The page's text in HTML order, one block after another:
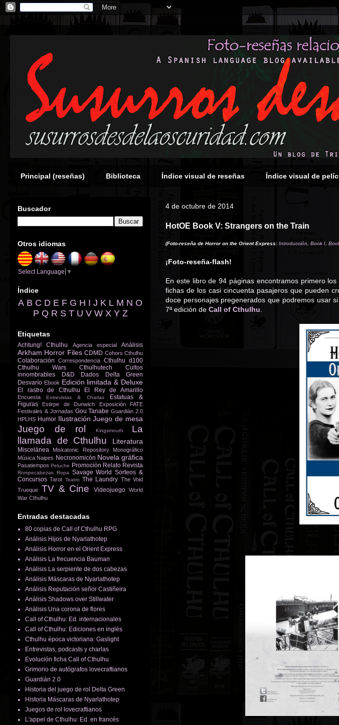
Principal (reseñas) Biblioteca Índice visual de reseñas Índice visual de
4 de octubre de 2014
HotOE Book V: Strangers on the Train
(Foto-reseña de Horror on the Orient Express: Introducción Book I
¡Foto-reseña-flash!
En este libro de 94 páginas encontramos primero
fichas de los casi cincuenta pasajeros que pueden
doce personajes pregenerados que podremos usar
7ª edición de Call of Cthulhu
Buscador
Otros idiomas
Select Language ▼
Índice
A B C D E F G H I J K L M N O
P Q R S T U V W X Y Z
Etiquetas
Achtung! Cthulhu Agencia especial Análisis
Arkham Horror Files CDMD Cohors Cthulhu
Colaboración Correspondencia Cthulhu d100
Cthulhu Wars
Cthulhutech
Cultos
innombrables
D&D Dados
Delta Green
Desvarío Ebook Edición limitada & Deluxe
El rastro de Cthulhu El Rey de Amarillo
Encuesta Entrevistas & Charlas
Estatuas &
Figuras
Estirpe de Dunwich Exposición
FATE
Festivales & Jornadas Gou Tanabe Guardián 2.0
HPLHS Humor Ilustración Juego de mesa
Juego de rol Kingsmouth
La
llamada de Cthulhu
Literatura
Miscelánea Miskatonic Repository
Monográfico
Música Naipes Necronomicón Novela gráfica
Pasatiempos Peluche Promoción Relato Revista
Rompecabezas Ropa Savage World Sorteos &
Concursos Tarot Teatro The Laundry The Void
Trueque TV & Cine Videojuego World
War Cthulhu
Entradas destacadas
80 copias de Call of Cthulhu RPG
Análisis Hijos de Nyarlathotep
Análisis Horror en el Orient Express
Análisis La frecuencia Bauman
Análisis La serpiente de dos cabezas
Análisis Máscaras de Nyarlathotep
Análisis Reputación señor Castiñeira
Análisis Shadows over Stillwater
Análisis Una corona de flores
Call of Cthulhu: Ed. internacionales
Call of Cthulhu: Ediciones en inglés
Cthulhu época victoriana: Gaslight
Entrevistas, podcasts y charlas
Evolución ficha Call of Cthulhu
Grimorio de autógrafos lovecraftianos
Guardián 2.0
Historia del juego de rol Delta Green
Historia Máscaras de Nyarlathotep
Juegos de rol lovecraftianos
L'appel de Cthulhu: Ed. en francés